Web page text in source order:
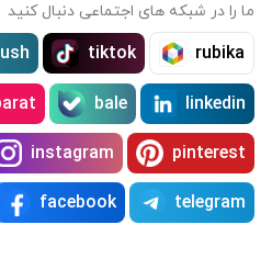
ما را در شبکه های اجتماعی دنبال کنید
rubika
tiktok
linkedin
bale
pinterest
instagram
telegram
facebook